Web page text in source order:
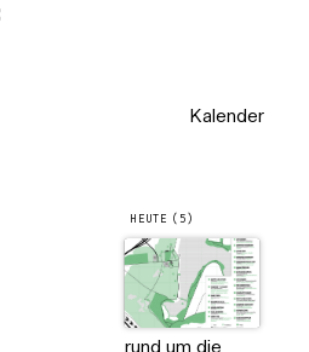
Kalender
HEUTE (5)